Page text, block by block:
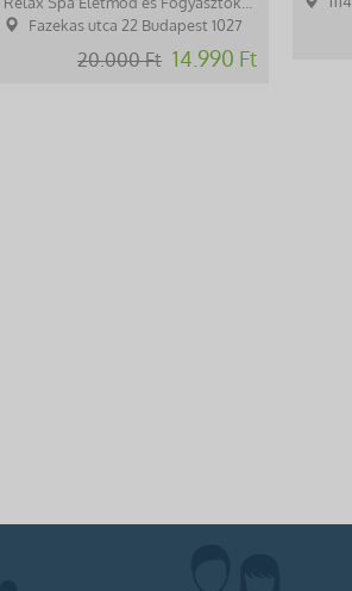
Fazekas utca 22 Budapest 1027
20.000 Ft 14.990 Ft